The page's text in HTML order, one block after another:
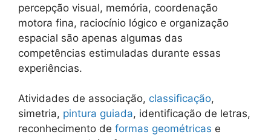
percepção visual, memória, coordenação
motora fina, raciocínio lógico e organização
espacial são apenas algumas das
competências estimuladas durante essas
experiências.
Atividades de associação, classificação,
simetria, pintura guiada, identificação de letras,
reconhecimento de formas geométricas e